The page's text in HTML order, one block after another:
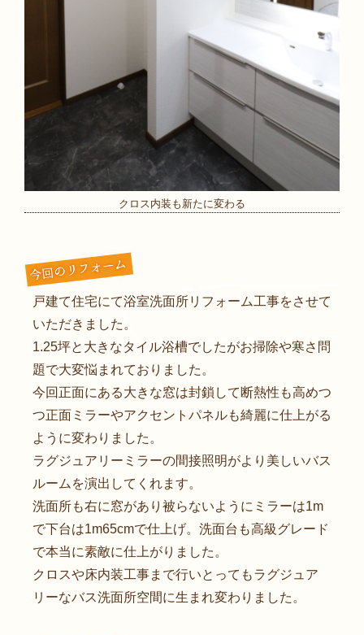
クロス内装も新たに変わる
戸建て住宅にて浴室洗面所リフォーム工事をさせて
いただきました。
1.25坪と大きなタイル浴槽でしたがお掃除や寒さ問
題で大変悩まれておりました。
今回正面にある大きな窓は封鎖して断熱性も高めつ
つ正面ミラーやアクセントパネルも綺麗に仕上がる
ように変わりました。
ラグジュアリーミラーの間接照明がより美しいバス
ルームを演出してくれます。
洗面所も右に窓があり被らないようにミラーは1m
で下台は1m65cmで仕上げ。洗面台も高級グレード
で本当に素敵に仕上がりました。
クロスや床内装工事まで行いとってもラグジュア
リーなバス洗面所空間に生まれ変わりました。